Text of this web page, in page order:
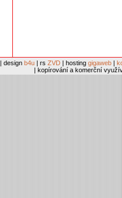
| design b4u | rs ZVD | hosting gigaweb |
| kopírování a komerční